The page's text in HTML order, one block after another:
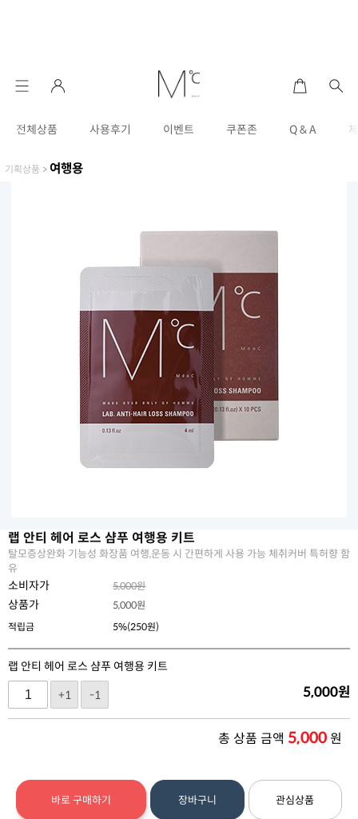
전체상품 사용후기 이벤트 쿠폰존 Q & A
기획상품 > 여행용
랩 안티 헤어 로스 샴푸 여행용 키트
탈모증상완화 기능성 화장품 여행,운동 시 간편하게 사용 가능 체취커버 특허향 함
유
소비자가 5,000원
상품가 5,000원
적립금
5%(250원)
랩 안티 헤어 로스 샴푸 여행용 키트
+1
-1 5,000원
총 상품 금액 5,000원
바로 구매하기 장바구니 관심상품